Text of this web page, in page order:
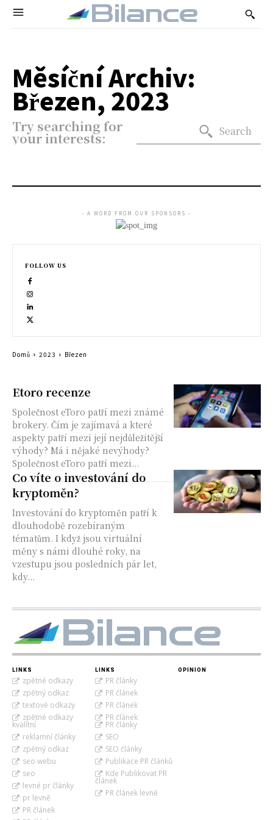
Bilance
Měsíční Archiv:
Březen, 2023
Try searching for
your interests: Search
Etoro recenze
Společnost eToro patří mezi známé
brokery. Čím je zajímavá a které
aspekty patří mezi její nejdůležitější
výhody? Má i nějaké nevýhody?
Společnost eToro patří mezi...
Co víte o investování do
kryptoměn?
Investování do kryptoměn patří k
dlouhodobě rozebíraným
tématům. I když jsou virtuální
měny s námi dlouhé roky, na
vzestupu jsou posledních pár let,
kdy...
- A WORD FROM OUR SPONSORS -
FOLLOW US
Domů 2023 Březen
Bilance
LINKS
zpětné odkazy
zpětný odkaz
textové odkazy
zpětné odkazy
kvalitní
reklamní články
zpětný odkaz
seo webu
seo
levné pr články
pr levně
PR článek
LINKS
PR články
PR článek
PR článek
PR článek
PR články
SEO
SEO články
Publikace PR článků
Kde Publikovat PR
článek
PR článek levně
OPINION